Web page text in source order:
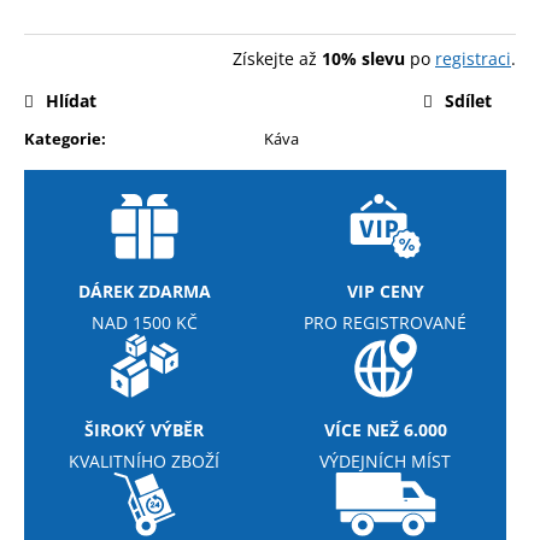
Získejte až 10% slevu po registraci.
Kategorie: Káva
Hlídat Sdílet
DÁREK ZDARMA
NAD 1500 KČ
VIP CENY
PRO REGISTROVANÉ
ŠIROKÝ VÝBĚR
KVALITNÍHO ZBOŽÍ
VÍCE NEŽ 6.000
VÝDEJNÍCH MÍST